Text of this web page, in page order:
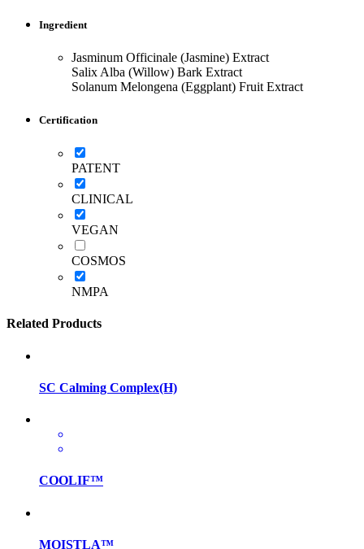
Ingredient
Jasminum Officinale (Jasmine) Extract
Salix Alba (Willow) Bark Extract
Solanum Melongena (Eggplant) Fruit Extract
Certification
PATENT
CLINICAL
VEGAN
COSMOS
NMPA
Related Products
SC Calming Complex(H)
COOLIF™
MOISTLA™